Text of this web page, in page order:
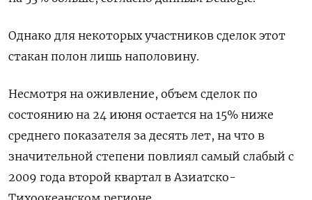
Однако для некоторых участников сделок этот
стакан полон лишь наполовину.
Несмотря на оживление, объем сделок по
состоянию на 24 июня остается на 15% ниже
среднего показателя за десять лет, на что в
значительной степени повлиял самый слабый с
2009 года второй квартал в Азиатско-